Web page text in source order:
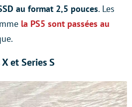
au format 2,5 pouces. Les
la PS5 sont passées au
et Series S